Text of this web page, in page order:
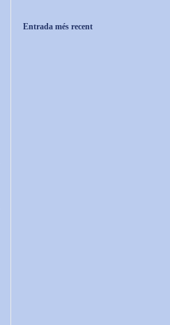
Entrada més recent